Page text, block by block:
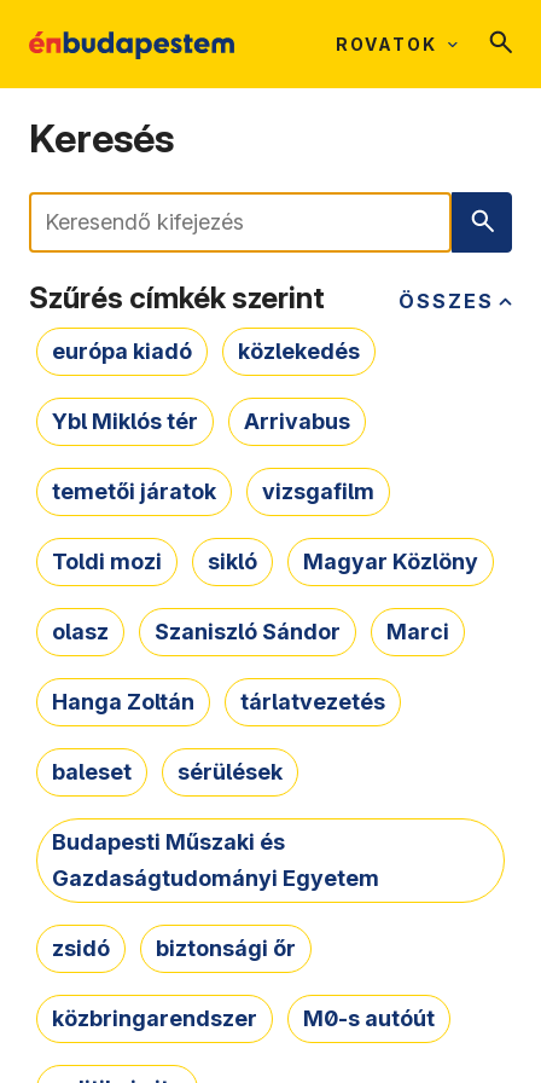
ROVATOK
Keresés
Keresés
ÖSSZES
Szűrés címkék szerint
európa kiadó közlekedés
Ybl Miklós tér Arrivabus
temetői járatok vizsgafilm
Toldi mozi sikló Magyar Közlöny
olasz Szaniszló Sándor Marci
Hanga Zoltán tárlatvezetés
baleset sérülések
Budapesti Műszaki és
Gazdaságtudományi Egyetem
zsidó biztonsági őr
közbringarendszer M0-s autóút